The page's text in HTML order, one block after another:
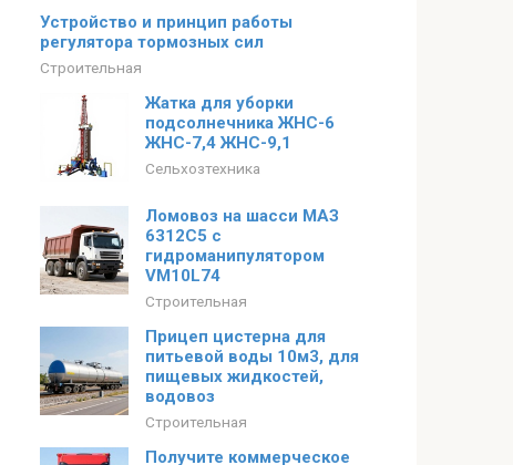
Устройство и принцип работы
регулятора тормозных сил
Строительная
Жатка для уборки
подсолнечника ЖНС-6
ЖНС-7,4 ЖНС-9,1
Сельхозтехника
Ломовоз на шасси МАЗ
6312C5 с
гидроманипулятором
VM10L74
Строительная
Прицеп цистерна для
питьевой воды 10м3, для
пищевых жидкостей,
водовоз
Строительная
Получите коммерческое